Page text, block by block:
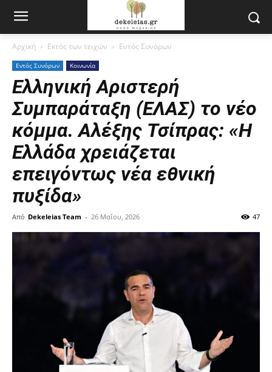
Αρχική Εκτός των τειχών Εντός Συνόρων
Εντός Συνόρων Κοινωνία
Ελληνική Αριστερή
Συμπαράταξη (ΕΛΑΣ) το νέο
κόμμα. Αλέξης Τσίπρας: «Η
Ελλάδα χρειάζεται
επειγόντως νέα εθνική
πυξίδα»
Από Dekeleias Team - 26 Μαΐου, 2026 47